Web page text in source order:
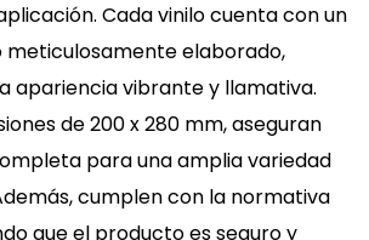
Cada vinilo cuenta con un
meticulosamente elaborado,
apariencia vibrante y llamativa.
de 200 x 280 mm, aseguran
para una amplia variedad
cumplen con la normativa
que el producto es seguro y